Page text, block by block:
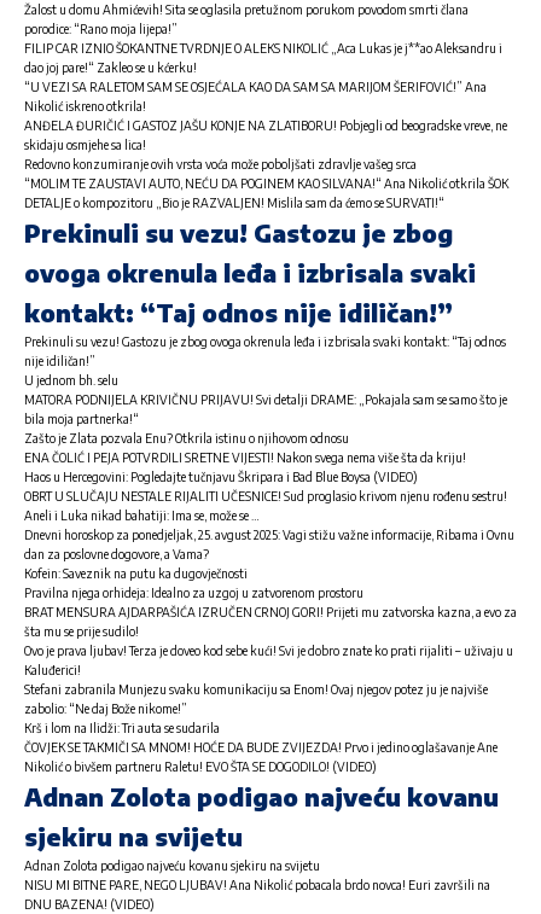
Žalost u domu Ahmićevih! Sita se oglasila pretužnom porukom povodom smrti člana
porodice: “Rano moja lijepa!”
FILIP CAR IZNIO ŠOKANTNE TVRDNJE O ALEKS NIKOLIĆ „Aca Lukas je j**ao Aleksandru i
dao joj pare!“ Zakleo se u kćerku!
“U VEZI SA RALETOM SAM SE OSJEĆALA KAO DA SAM SA MARIJOM ŠERIFOVIĆ!” Ana
Nikolić iskreno otkrila!
ANĐELA ĐURIČIĆ I GASTOZ JAŠU KONJE NA ZLATIBORU! Pobjegli od beogradske vreve, ne
skidaju osmjehe sa lica!
Redovno konzumiranje ovih vrsta voća može poboljšati zdravlje vašeg srca
“MOLIM TE ZAUSTAVI AUTO, NEĆU DA POGINEM KAO SILVANA!“ Ana Nikolić otkrila ŠOK
DETALJE o kompozitoru „Bio je RAZVALJEN! Mislila sam da ćemo se SURVATI!“
Prekinuli su vezu! Gastozu je zbog
ovoga okrenula leđa i izbrisala svaki
kontakt: “Taj odnos nije idiličan!”
Prekinuli su vezu! Gastozu je zbog ovoga okrenula leđa i izbrisala svaki kontakt: “Taj odnos
nije idiličan!”
U jednom bh. selu
MATORA PODNIJELA KRIVIČNU PRIJAVU! Svi detalji DRAME: „Pokajala sam se samo što je
bila moja partnerka!“
Zašto je Zlata pozvala Enu? Otkrila istinu o njihovom odnosu
ENA ČOLIĆ I PEJA POTVRDILI SRETNE VIJESTI! Nakon svega nema više šta da kriju!
Haos u Hercegovini: Pogledajte tučnjavu Škripara i Bad Blue Boysa (VIDEO)
OBRT U SLUČAJU NESTALE RIJALITI UČESNICE! Sud proglasio krivom njenu rođenu sestru!
Aneli i Luka nikad bahatiji: Ima se, može se …
Dnevni horoskop za ponedjeljak, 25. avgust 2025: Vagi stižu važne informacije, Ribama i Ovnu
dan za poslovne dogovore, a Vama?
Kofein: Saveznik na putu ka dugovječnosti
Pravilna njega orhideja: Idealno za uzgoj u zatvorenom prostoru
BRAT MENSURA AJDARPAŠIĆA IZRUČEN CRNOJ GORI! Prijeti mu zatvorska kazna, a evo za
šta mu se prije sudilo!
Ovo je prava ljubav! Terza je doveo kod sebe kući! Svi je dobro znate ko prati rijaliti – uživaju u
Kaluđerici!
Stefani zabranila Munjezu svaku komunikaciju sa Enom! Ovaj njegov potez ju je najviše
zabolio: “Ne daj Bože nikome!”
Krš i lom na Ilidži: Tri auta se sudarila
ČOVJEK SE TAKMIČI SA MNOM! HOĆE DA BUDE ZVIJEZDA! Prvo i jedino oglašavanje Ane
Nikolić o bivšem partneru Raletu! EVO ŠTA SE DOGODILO! (VIDEO)
Adnan Zolota podigao najveću kovanu
sjekiru na svijetu
Adnan Zolota podigao najveću kovanu sjekiru na svijetu
NISU MI BITNE PARE, NEGO LJUBAV! Ana Nikolić pobacala brdo novca! Euri završili na
DNU BAZENA! (VIDEO)